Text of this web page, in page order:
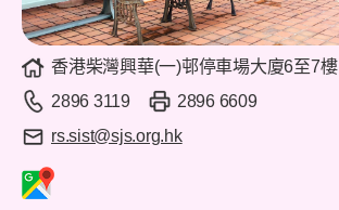
香港柴灣興華(一)邨停車場大廈6至7樓
2896 3119
2896 6609
rs.sist@sjs.org.hk